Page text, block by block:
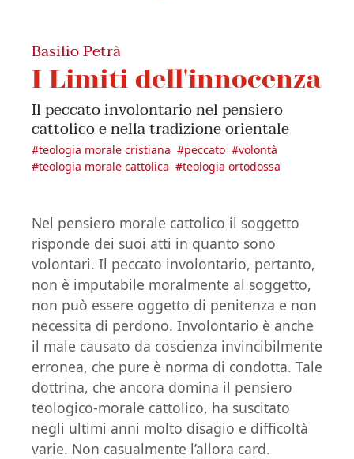
Basilio Petrà
I Limiti dell'innocenza
Il peccato involontario nel pensiero
cattolico e nella tradizione orientale
#teologia morale cristiana #peccato #volontà
#teologia morale cattolica #teologia ortodossa
Nel pensiero morale cattolico il soggetto
risponde dei suoi atti in quanto sono
volontari. Il peccato involontario, pertanto,
non è imputabile moralmente al soggetto,
non può essere oggetto di penitenza e non
necessita di perdono. Involontario è anche
il male causato da coscienza invincibilmente
erronea, che pure è norma di condotta. Tale
dottrina, che ancora domina il pensiero
teologico-morale cattolico, ha suscitato
negli ultimi anni molto disagio e difficoltà
varie. Non casualmente l’allora card.